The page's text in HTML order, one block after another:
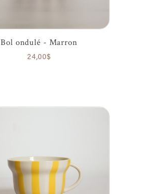
Bol ondulé - Marron
24,00$